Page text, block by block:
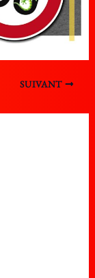
SUIVANT